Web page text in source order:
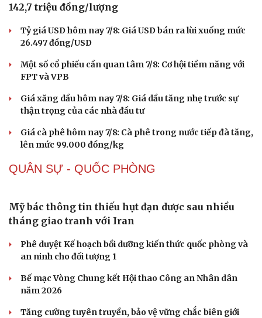
142,7 triệu đồng/lượng
Tỷ giá USD hôm nay 7/8: Giá USD bán ra lùi xuống mức
26.497 đồng/USD
Một số cổ phiếu cần quan tâm 7/8: Cơ hội tiềm năng với
FPT và VPB
Giá xăng dầu hôm nay 7/8: Giá dầu tăng nhẹ trước sự
thận trọng của các nhà đầu tư
Giá cà phê hôm nay 7/8: Cà phê trong nước tiếp đà tăng,
lên mức 99.000 đồng/kg
QUÂN SỰ - QUỐC PHÒNG
Mỹ bác thông tin thiếu hụt đạn dược sau nhiều
tháng giao tranh với Iran
Phê duyệt Kế hoạch bồi dưỡng kiến thức quốc phòng và
an ninh cho đối tượng 1
Bế mạc Vòng Chung kết Hội thao Công an Nhân dân
năm 2026
Tăng cường tuyên truyền, bảo vệ vững chắc biên giới